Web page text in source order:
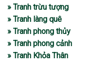
» Tranh trừu tượng
» Tranh làng quê
» Tranh phong thủy
» Tranh phong cảnh
» Tranh Khỏa Thân